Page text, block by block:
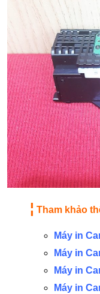
¦ Tham khảo
Máy in
Máy in
Máy in
Máy in